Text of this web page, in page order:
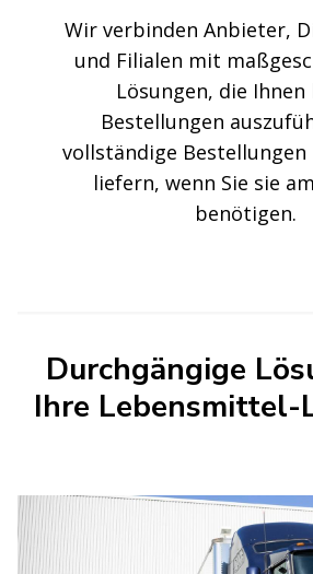
Wir verbinden Anbieter,
und Filialen mit
Lösungen, die Ihnen
Bestellungen
vollständige
liefern, wenn Sie sie
benötigen.
Durchgängige
Ihre Lebensmittel-